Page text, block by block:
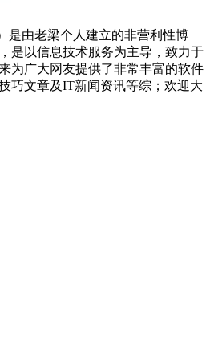
是由老梁个人建立的非营利性博
是以信息技术服务为主导，致力于
为广大网友提供了非常丰富的软件
巧文章及IT新闻资讯等综；欢迎大